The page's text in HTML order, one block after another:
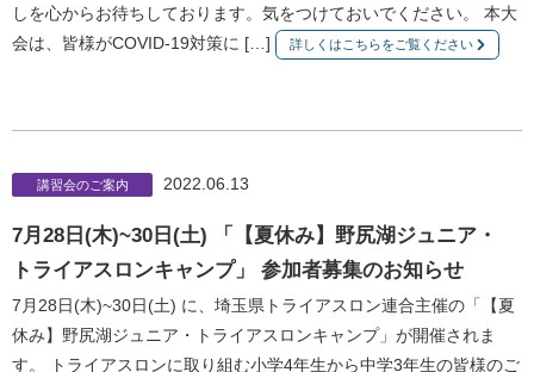
しを心からお待ちしております。気をつけておいでください。 本大
会は、皆様がCOVID-19対策に […]
詳しくはこちらをご覧ください
講習会のご案内 2022.06.13
7月28日(木)~30日(土) 「【夏休み】野尻湖ジュニア・
トライアスロンキャンプ」 参加者募集のお知らせ
7月28日(木)~30日(土) に、埼玉県トライアスロン連合主催の「【夏
休み】野尻湖ジュニア・トライアスロンキャンプ」が開催されま
す。 トライアスロンに取り組む小学4年生から中学3年生の皆様のご